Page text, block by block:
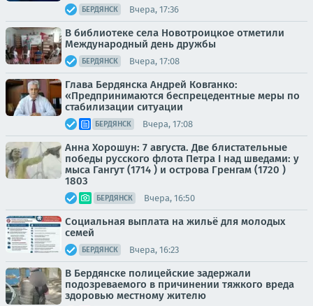
БЕРДЯНСК Вчера, 17:36
В библиотеке села Новотроицкое отметили
Международный день дружбы
БЕРДЯНСК Вчера, 17:08
Глава Бердянска Андрей Ковганко:
«Предпринимаются беспрецедентные меры по
стабилизации ситуации
БЕРДЯНСК Вчера, 17:08
Анна Хорошун: 7 августа. Две блистательные
победы русского флота Петра I над шведами: у
мыса Гангут (1714 ) и острова Гренгам (1720 )
1803
БЕРДЯНСК Вчера, 16:50
Социальная выплата на жильё для молодых
семей
БЕРДЯНСК Вчера, 16:23
В Бердянске полицейские задержали
подозреваемого в причинении тяжкого вреда
здоровью местному жителю